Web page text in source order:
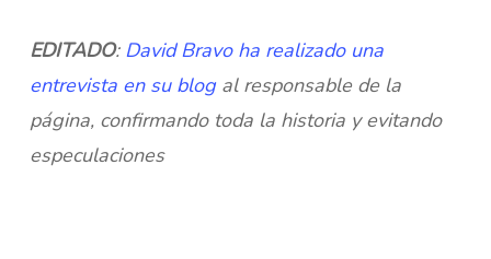
EDITADO: David Bravo ha realizado una
entrevista en su blogal responsable de la
página, confirmando toda la historia y evitando
especulaciones